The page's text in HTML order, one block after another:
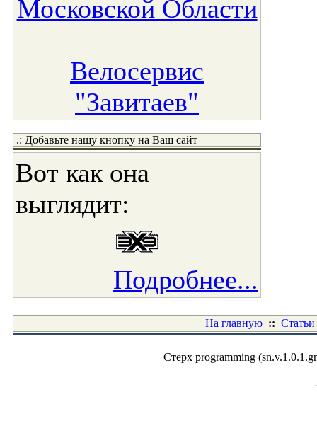
Московской Области
Велосервис
"Завитаев"
.: Добавьте нашу кнопку на Ваш сайт
Вот как она
выглядит:
Подробнее...
На главную :: Статьи
Стерх programming